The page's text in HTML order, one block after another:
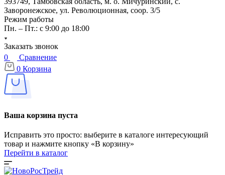
Заворонежское, ул. Революционная, соор. 3/5
Режим работы
Пн. – Пт.: с 9:00 до 18:00
Заказать звонок
0
Сравнение
0 Корзина
Ваша корзина пуста
Исправить это просто: выберите в каталоге интересующий
товар и нажмите кнопку «В корзину»
Перейти в каталог